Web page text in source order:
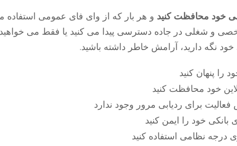
خود محافظت کنید و هر بار که از وای فای عمومی استفاده
و شغلی در جاده دسترسی پیدا می کنید یا فقط می
نگه دارید، آرامش خاطر داشته باشید.
خود محافظت کنید
برای ردیابی مرور وجود ندارد
بانکی خود را ایمن کنید
درجه نظامی استفاده کنید